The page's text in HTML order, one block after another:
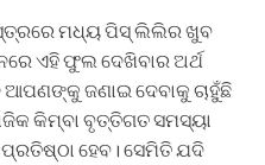
ମଧ୍ୟ ପିସ୍ ଲିଲିର ଖୁବ
ଏହି ଫୁଲ ଦେଖିବାର ଅର୍ଥ
ଜଣାଇ ଦେବାକୁ ଚାହୁଁଛି
କିମ୍ବା ବୃତ୍ତିଗତ ସମସ୍ୟା
ହେବ। ସେମିତି ଯଦି